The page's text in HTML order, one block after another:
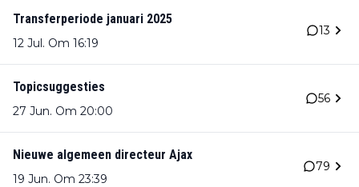
Transferperiode januari 2025
12 Jul. Om 16:19
13
Topicsuggesties
27 Jun. Om 20:00
56
Nieuwe algemeen directeur Ajax
19 Jun. Om 23:39
79